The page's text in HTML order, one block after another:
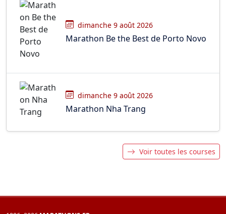
dimanche 9 août 2026
Marathon Be the Best de Porto Novo
dimanche 9 août 2026
Marathon Nha Trang
Voir toutes les courses